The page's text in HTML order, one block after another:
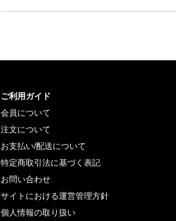
ご利用ガイド
会員について
注文について
お支払い/配送について
特定商取引法に基づく表記
お問い合わせ
サイトにおける運営管理方針
個人情報の取り扱い